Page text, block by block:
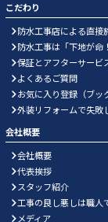
こだわり
防水工事店による直接
防水工事は「下地が命
保証とアフターサービ
よくあるご質問
お気に入り登録（ブッ
外装リフォームで失敗
会社概要
会社概要
代表挨拶
スタッフ紹介
工事の良し悪しは職人
メディア